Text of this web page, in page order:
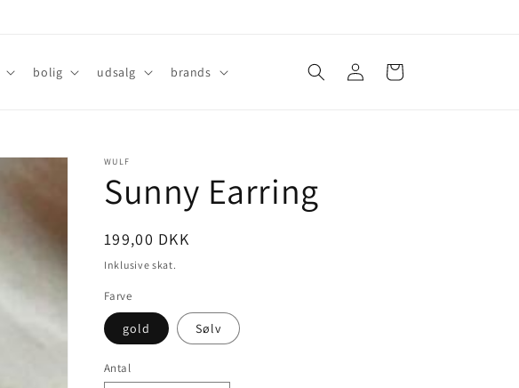
bolig udsalg brands
Log
ind
Indkøbskurv
WULF
Sunny Earring
Normalpris
199,00 DKK
Inklusive skat.
Farve
gold Sølv
Antal